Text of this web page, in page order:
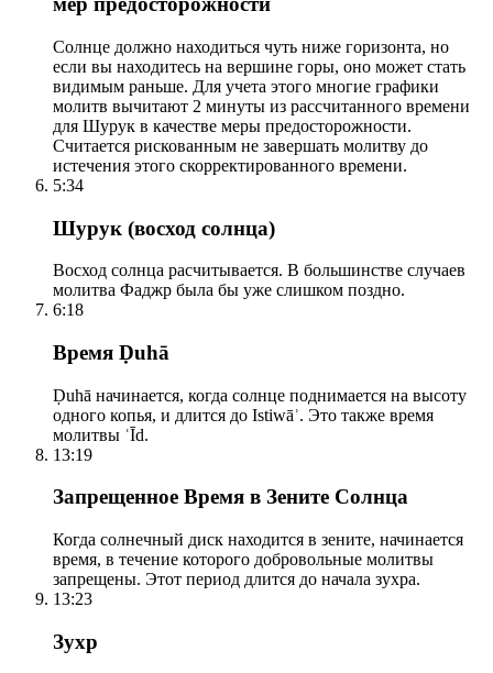
Солнце должно находиться чуть ниже горизонта, но
если вы находитесь на вершине горы, оно может стать
видимым раньше. Для учета этого многие графики
молитв вычитают 2 минуты из рассчитанного времени
для Шурук в качестве меры предосторожности.
Считается рискованным не завершать молитву до
истечения этого скорректированного времени.
5:34
Шурук (восход солнца)
Восход солнца расчитывается. В большинстве случаев
молитва Фаджр была бы уже слишком поздно.
6:18
Время Ḍuhā
Ḍuhā начинается, когда солнце поднимается на высоту
одного копья, и длится до Istiwāʾ. Это также время
молитвы ʿĪd.
13:19
Запрещенное Время в Зените Солнца
Когда солнечный диск находится в зените, начинается
время, в течение которого добровольные молитвы
запрещены. Этот период длится до начала зухра.
13:23
Зухр